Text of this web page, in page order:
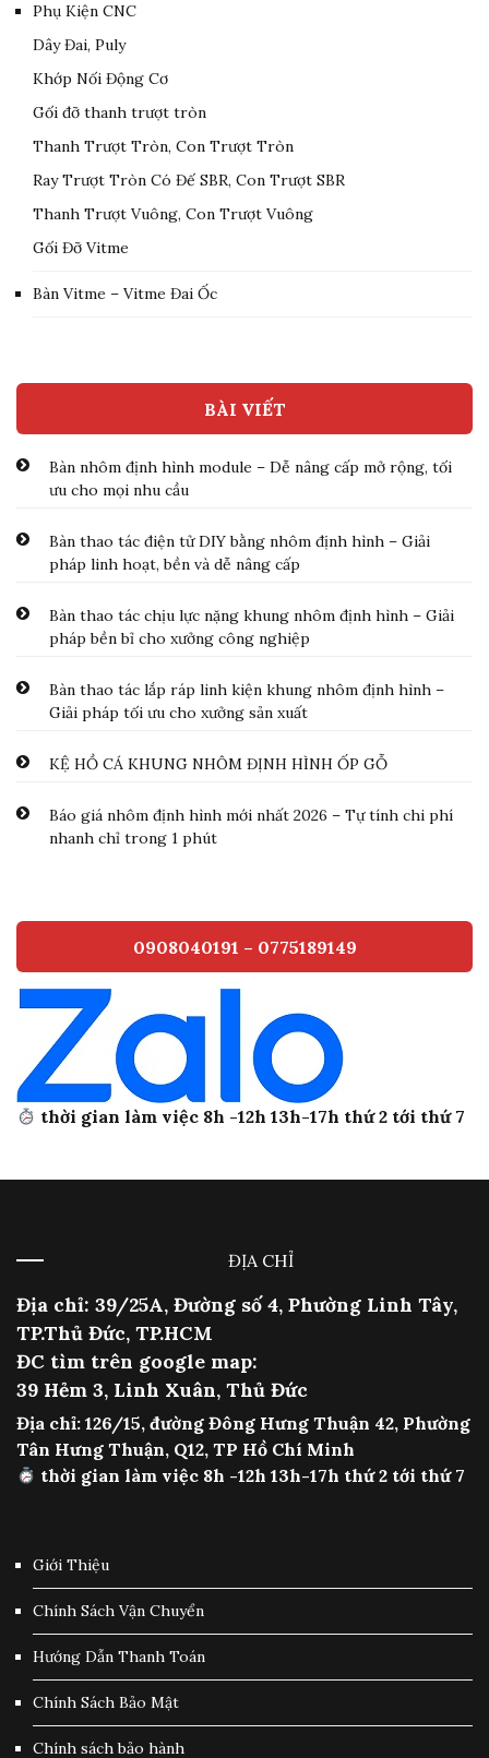
Phụ Kiện CNC
Dây Đai, Puly
Khớp Nối Động Cơ
Gối đỡ thanh trượt tròn
Thanh Trượt Tròn, Con Trượt Tròn
Ray Trượt Tròn Có Đế SBR, Con Trượt SBR
Thanh Trượt Vuông, Con Trượt Vuông
Gối Đỡ Vitme
Bàn Vitme – Vitme Đai Ốc
BÀI VIẾT
Bàn nhôm định hình module – Dễ nâng cấp mở rộng, tối
ưu cho mọi nhu cầu
Bàn thao tác điện tử DIY bằng nhôm định hình – Giải
pháp linh hoạt, bền và dễ nâng cấp
Bàn thao tác chịu lực nặng khung nhôm định hình – Giải
pháp bền bỉ cho xưởng công nghiệp
Bàn thao tác lắp ráp linh kiện khung nhôm định hình –
Giải pháp tối ưu cho xưởng sản xuất
KỆ HỒ CÁ KHUNG NHÔM ĐỊNH HÌNH ỐP GỖ
Báo giá nhôm định hình mới nhất 2026 – Tự tính chi phí
nhanh chỉ trong 1 phút
0908040191 – 0775189149
thời gian làm việc 8h -12h 13h-17h thứ 2 tới thứ 7
ĐỊA CHỈ
Địa chỉ: 39/25A, Đường số 4, Phường Linh Tây,
TP.Thủ Đức, TP.HCM
ĐC tìm trên google map:
39 Hẻm 3, Linh Xuân, Thủ Đức
Địa chỉ: 126/15, đường Đông Hưng Thuận 42, Phường
Tân Hưng Thuận, Q12, TP Hồ Chí Minh
thời gian làm việc 8h -12h 13h-17h thứ 2 tới thứ 7
Giới Thiệu
Chính Sách Vận Chuyển
Hướng Dẫn Thanh Toán
Chính Sách Bảo Mật
Chính sách bảo hành